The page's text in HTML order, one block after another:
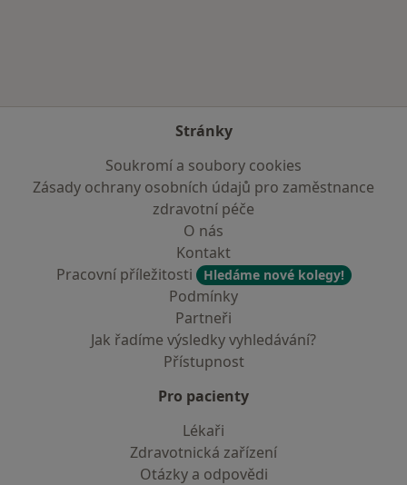
Stránky
Soukromí a soubory cookies
Zásady ochrany osobních údajů pro zaměstnance
zdravotní péče
O nás
Kontakt
Pracovní příležitosti
Hledáme nové kolegy!
Podmínky
Partneři
Jak řadíme výsledky vyhledávání?
Přístupnost
Pro pacienty
Lékaři
Zdravotnická zařízení
Otázky a odpovědi